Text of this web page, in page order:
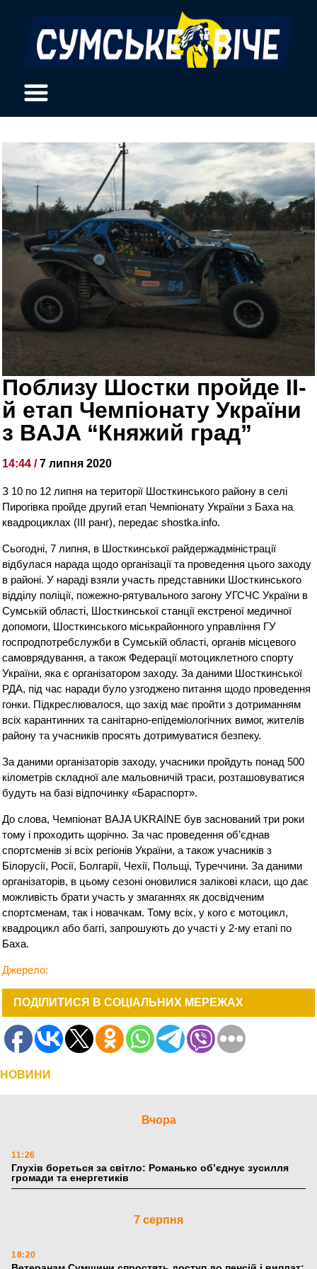
Поблизу Шостки пройде ІІ-
й етап Чемпіонату України
з BAJA “Княжий град”
14:44 /7 липня 2020
З 10 по 12 липня на території Шосткинського району в селі
Пирогівка пройде другий етап Чемпіонату України з Баха на
квадроциклах (III ранг), передає shostka.info.
Сьогодні, 7 липня, в Шосткинської райдержадміністрації
відбулася нарада щодо організації та проведення цього заходу
в районі. У нараді взяли участь представники Шосткинського
відділу поліції, пожежно-рятувального загону УГСЧС України в
Сумській області, Шосткинської станції екстреної медичної
допомоги, Шосткинського міськрайонного управління ГУ
госпродпотребслужби в Сумській області, органів місцевого
самоврядування, а також Федерації мотоциклетного спорту
України, яка є організатором заходу. За даними Шосткинської
РДА, під час наради було узгоджено питання щодо проведення
гонки. Підкреслювалося, що захід має пройти з дотриманням
всіх карантинних та санітарно-епідеміологічних вимог, жителів
району та учасників просять дотримуватися безпеку.
За даними організаторів заходу, учасники пройдуть понад 500
кілометрів складної але мальовничій траси, розташовуватися
будуть на базі відпочинку «Бараспорт».
До слова, Чемпіонат BAJA UKRAINE був заснований три роки
тому і проходить щорічно. За час проведення об’єднав
спортсменів зі всіх регіонів України, а також учасників з
Білорусії, Росії, Болгарії, Чехії, Польщі, Туреччини. За даними
організаторів, в цьому сезоні оновилися залікові класи, що дає
можливість брати участь у змаганнях як досвідченим
спортсменам, так і новачкам. Тому всіх, у кого є мотоцикл,
квадроцикл або баггі, запрошують до участі у 2-му етапі по
Баха.
Джерело:
ПОДІЛИТИСЯ В СОЦІАЛЬНИХ МЕРЕЖАХ
НОВИНИ
Вчора
11:26
Глухів бореться за світло: Романько об’єднує зусилля
громади та енергетиків
7 серпня
18:20